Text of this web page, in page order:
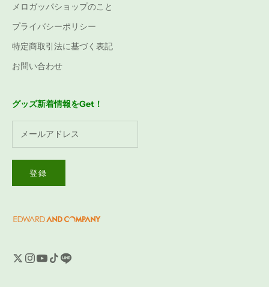
メロガッパショップのこと
プライバシーポリシー
特定商取引法に基づく表記
お問い合わせ
グッズ新着情報をGet！
登録